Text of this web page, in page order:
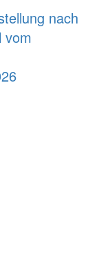
nach
vom